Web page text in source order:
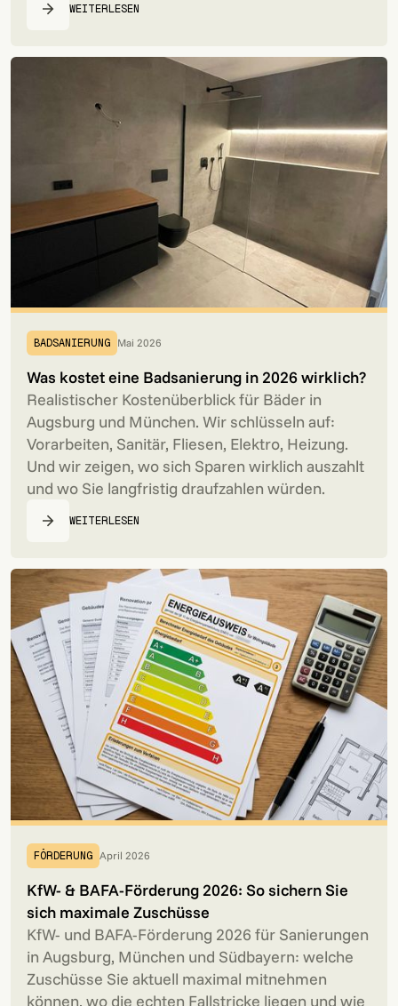
WEITERLESEN
BADSANIERUNG Mai 2026
Was kostet eine Badsanierung in 2026 wirklich?
Realistischer Kostenüberblick für Bäder in
Augsburg und München. Wir schlüsseln auf:
Vorarbeiten, Sanitär, Fliesen, Elektro, Heizung.
Und wir zeigen, wo sich Sparen wirklich auszahlt
und wo Sie langfristig draufzahlen würden.
WEITERLESEN
FÖRDERUNG April 2026
KfW- & BAFA-Förderung 2026: So sichern Sie
sich maximale Zuschüsse
KfW- und BAFA-Förderung 2026 für Sanierungen
in Augsburg, München und Südbayern: welche
Zuschüsse Sie aktuell maximal mitnehmen
können, wo die echten Fallstricke liegen und wie